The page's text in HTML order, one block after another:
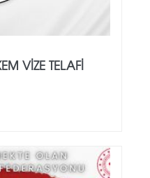
VİZE TELAFİ